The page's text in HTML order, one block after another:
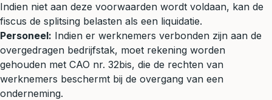
Indien niet aan deze voorwaarden wordt voldaan, kan de
fiscus de splitsing belasten als een liquidatie.
Personeel: Indien er werknemers verbonden zijn aan de
overgedragen bedrijfstak, moet rekening worden
gehouden met CAO nr. 32bis, die de rechten van
werknemers beschermt bij de overgang van een
onderneming.